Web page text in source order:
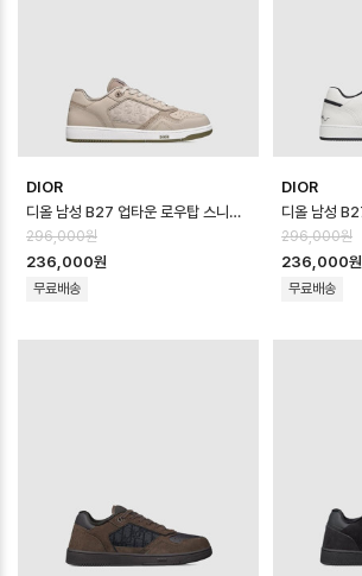
DIOR
디올 남성 B27 업타운 로우탑 스니커즈 - Dior Mens B27 Uptown Low …
296,000원
236,000원
무료배송
DIOR
296,000원
236,000원
무료배송